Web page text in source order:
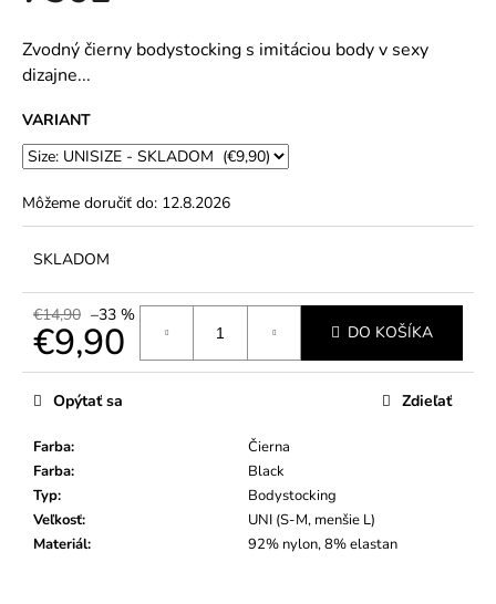
hviezdičiek.
Zvodný čierny bodystocking s imitáciou body v sexy
dizajne...
VARIANT
Môžeme doručiť do: 12.8.2026
SKLADOM
€14,90 –33 %
€9,90
Jednotková
cena:
DO KOŠÍKA
Farba:
Čierna
Farba:
Black
Typ:
Bodystocking
Veľkosť:
UNI (S-M, menšie L)
Materiál: 92% nylon, 8% elastan
Opýtať sa Zdieľať
m
e